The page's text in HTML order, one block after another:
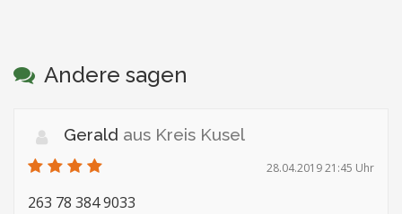
Andere sagen
Gerald aus Kreis Kusel
28.04.2019 21:45 Uhr
263 78 384 9033